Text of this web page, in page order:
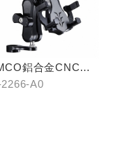
鋁合金CNC減
機架 A0